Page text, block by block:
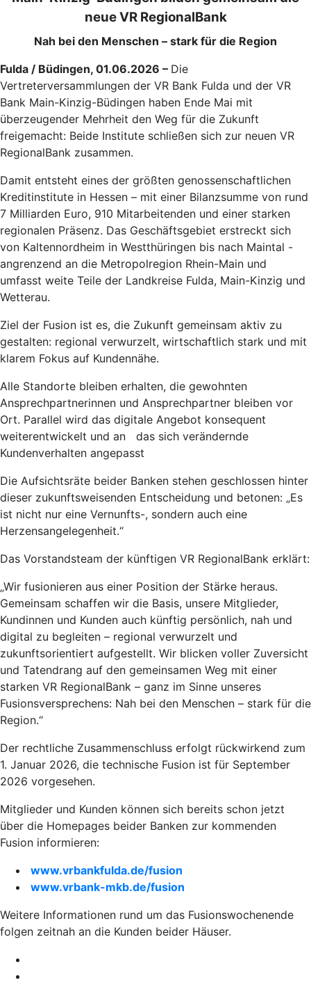
neue VR RegionalBank
Nah bei den Menschen – stark für die Region
Fulda / Büdingen, 01.06.2026 – Die
Vertreterversammlungen der VR Bank Fulda und der VR
Bank Main-Kinzig-Büdingen haben Ende Mai mit
überzeugender Mehrheit den Weg für die Zukunft
freigemacht: Beide Institute schließen sich zur neuen VR
RegionalBank zusammen.
Damit entsteht eines der größten genossenschaftlichen
Kreditinstitute in Hessen – mit einer Bilanzsumme von rund
7 Milliarden Euro, 910 Mitarbeitenden und einer starken
regionalen Präsenz. Das Geschäftsgebiet erstreckt sich
von Kaltennordheim in Westthüringen bis nach Maintal -
angrenzend an die Metropolregion Rhein-Main und
umfasst weite Teile der Landkreise Fulda, Main-Kinzig und
Wetterau.
Ziel der Fusion ist es, die Zukunft gemeinsam aktiv zu
gestalten: regional verwurzelt, wirtschaftlich stark und mit
klarem Fokus auf Kundennähe.
Alle Standorte bleiben erhalten, die gewohnten
Ansprechpartnerinnen und Ansprechpartner bleiben vor
Ort. Parallel wird das digitale Angebot konsequent
weiterentwickelt und an das sich verändernde
Kundenverhalten angepasst
Die Aufsichtsräte beider Banken stehen geschlossen hinter
dieser zukunftsweisenden Entscheidung und betonen: „Es
ist nicht nur eine Vernunfts-, sondern auch eine
Herzensangelegenheit.“
Das Vorstandsteam der künftigen VR RegionalBank erklärt:
„Wir fusionieren aus einer Position der Stärke heraus.
Gemeinsam schaffen wir die Basis, unsere Mitglieder,
Kundinnen und Kunden auch künftig persönlich, nah und
digital zu begleiten – regional verwurzelt und
zukunftsorientiert aufgestellt. Wir blicken voller Zuversicht
und Tatendrang auf den gemeinsamen Weg mit einer
starken VR RegionalBank – ganz im Sinne unseres
Fusionsversprechens: Nah bei den Menschen – stark für die
Region.“
Der rechtliche Zusammenschluss erfolgt rückwirkend zum
1. Januar 2026, die technische Fusion ist für September
2026 vorgesehen.
Mitglieder und Kunden können sich bereits schon jetzt
über die Homepages beider Banken zur kommenden
Fusion informieren:
www.vrbankfulda.de/fusion
www.vrbank-mkb.de/fusion
Weitere Informationen rund um das Fusionswochenende
folgen zeitnah an die Kunden beider Häuser.